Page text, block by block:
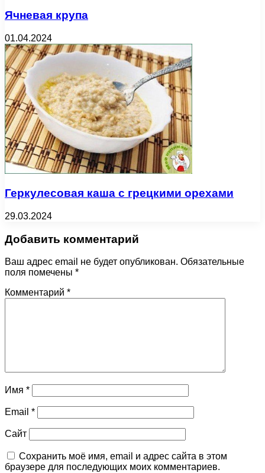
Ячневая крупа
01.04.2024
Геркулесовая каша с грецкими орехами
29.03.2024
Добавить комментарий
Ваш адрес email не будет опубликован. Обязательные
поля помечены *
Комментарий *
Имя *
Email *
Сайт
Сохранить моё имя, email и адрес сайта в этом
браузере для последующих моих комментариев.